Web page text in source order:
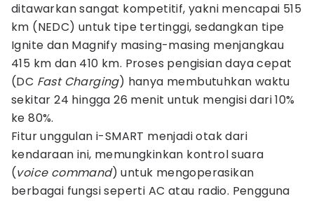
ditawarkan sangat kompetitif, yakni mencapai 515
km (NEDC) untuk tipe tertinggi, sedangkan tipe
Ignite dan Magnify masing-masing menjangkau
415 km dan 410 km. Proses pengisian daya cepat
(DC Fast Charging) hanya membutuhkan waktu
sekitar 24 hingga 26 menit untuk mengisi dari 10%
ke 80%.
Fitur unggulan i-SMART menjadi otak dari
kendaraan ini, memungkinkan kontrol suara
(voice command) untuk mengoperasikan
berbagai fungsi seperti AC atau radio. Pengguna